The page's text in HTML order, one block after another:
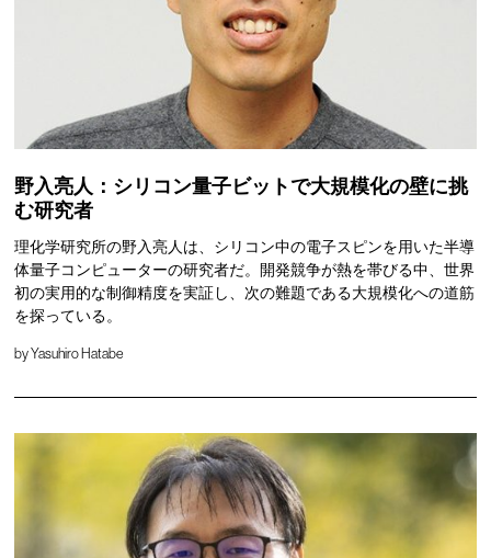
野入亮人：シリコン量子ビットで大規模化の壁に挑
む研究者
理化学研究所の野入亮人は、シリコン中の電子スピンを用いた半導
体量子コンピューターの研究者だ。開発競争が熱を帯びる中、世界
初の実用的な制御精度を実証し、次の難題である大規模化への道筋
を探っている。
byYasuhiro Hatabe